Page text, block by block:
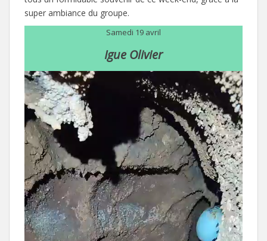
super ambiance du groupe.
Samedi 19 avril
Igue Olivier